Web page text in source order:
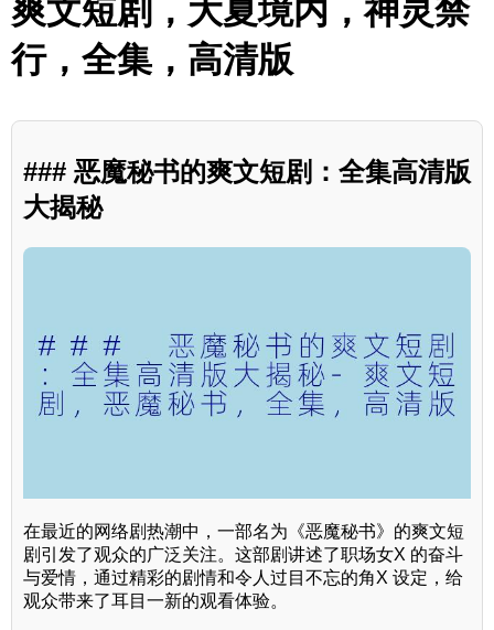
爽文短剧，大夏境内，神灵禁
行，全集，高清版
### 恶魔秘书的爽文短剧：全集高清版
大揭秘
在最近的网络剧热潮中，一部名为《恶魔秘书》的爽文短
剧引发了观众的广泛关注。这部剧讲述了职场女X 的奋斗
与爱情，通过精彩的剧情和令人过目不忘的角X 设定，给
观众带来了耳目一新的观看体验。